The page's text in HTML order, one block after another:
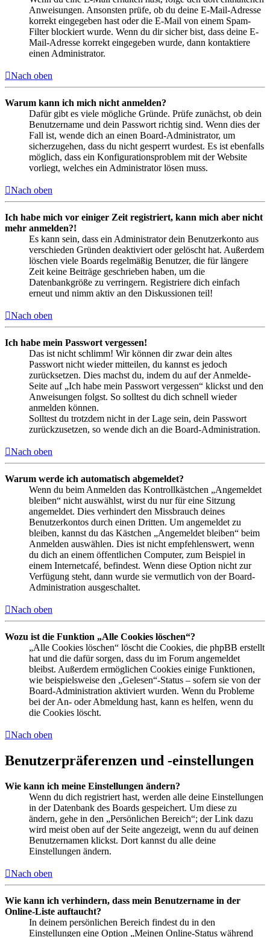
Anweisungen. Ansonsten prüfe, ob du deine E-Mail-Adresse
korrekt eingegeben hast oder die E-Mail von einem Spam-
Filter blockiert wurde. Wenn du dir sicher bist, dass deine E-
Mail-Adresse korrekt eingegeben wurde, dann kontaktiere
einen Administrator.
Nach oben
Warum kann ich mich nicht anmelden?
Dafür gibt es viele mögliche Gründe. Prüfe zunächst, ob dein
Benutzername und dein Passwort richtig sind. Wenn dies der
Fall ist, wende dich an einen Board-Administrator, um
sicherzugehen, dass du nicht gesperrt wurdest. Es ist ebenfalls
möglich, dass ein Konfigurationsproblem mit der Website
vorliegt, welches ein Administrator lösen muss.
Nach oben
Ich habe mich vor einiger Zeit registriert, kann mich aber nicht
mehr anmelden?!
Es kann sein, dass ein Administrator dein Benutzerkonto aus
verschieden Gründen deaktiviert oder gelöscht hat. Außerdem
löschen viele Boards regelmäßig Benutzer, die für längere
Zeit keine Beiträge geschrieben haben, um die
Datenbankgröße zu verringern. Registriere dich einfach
erneut und nimm aktiv an den Diskussionen teil!
Nach oben
Ich habe mein Passwort vergessen!
Das ist nicht schlimm! Wir können dir zwar dein altes
Passwort nicht wieder mitteilen, du kannst es jedoch
zurücksetzen. Dies machst du, indem du auf der Anmelde-
Seite auf „Ich habe mein Passwort vergessen“ klickst und den
Anweisungen folgst. So solltest du dich schnell wieder
anmelden können.
Solltest du trotzdem nicht in der Lage sein, dein Passwort
zurückzusetzen, so wende dich an die Board-Administration.
Nach oben
Warum werde ich automatisch abgemeldet?
Wenn du beim Anmelden das Kontrollkästchen „Angemeldet
bleiben“ nicht auswählst, wirst du nur für eine Sitzung
angemeldet. Dies verhindert den Missbrauch deines
Benutzerkontos durch einen Dritten. Um angemeldet zu
bleiben, kannst du das Kästchen „Angemeldet bleiben“ beim
Anmelden auswählen. Dies ist nicht empfehlenswert, wenn
du dich an einem öffentlichen Computer, zum Beispiel in
einem Internetcafé, befindest. Wenn diese Option nicht zur
Verfügung steht, dann wurde sie vermutlich von der Board-
Administration ausgeschaltet.
Nach oben
Wozu ist die Funktion „Alle Cookies löschen“?
„Alle Cookies löschen“ löscht die Cookies, die phpBB erstellt
hat und die dafür sorgen, dass du im Forum angemeldet
bleibst. Außerdem ermöglichen Cookies einige Funktionen,
wie beispielsweise den „Gelesen“-Status – sofern sie von der
Board-Administration aktiviert wurden. Wenn du Probleme
bei der An- oder Abmeldung hast, kann es helfen, wenn du
die Cookies löscht.
Nach oben
Benutzerpräferenzen und -einstellungen
Wie kann ich meine Einstellungen ändern?
Wenn du dich registriert hast, werden alle deine Einstellungen
in der Datenbank des Boards gespeichert. Um diese zu
ändern, gehe in den „Persönlichen Bereich“; der Link dazu
wird meist oben auf der Seite angezeigt, wenn du auf deinen
Benutzernamen klickst. Dort kannst du alle deine
Einstellungen ändern.
Nach oben
Wie kann ich verhindern, dass mein Benutzername in der
Online-Liste auftaucht?
In deinem persönlichen Bereich findest du in den
Einstellungen eine Option „Meinen Online-Status während